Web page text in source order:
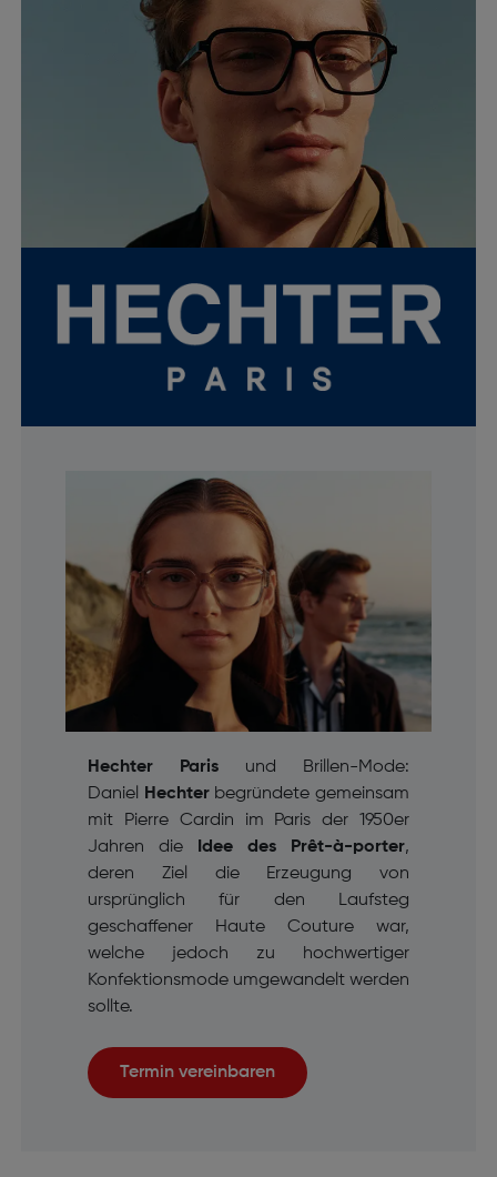
Hechter Parisund Brillen-Mode:
Daniel
Hechterbegründete gemeinsam
mit Pierre Cardin im Paris der 1950er
Jahren die
Idee des Prêt-à-porter,
deren Ziel die Erzeugung von
ursprünglich für den Laufsteg
geschaffener Haute Couture war,
welche jedoch zu hochwertiger
Konfektionsmode umgewandelt werden
sollte.
Termin vereinbaren